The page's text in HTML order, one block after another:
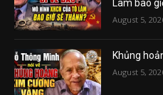
Lâm bao
August 5,
Khủng
August 5,